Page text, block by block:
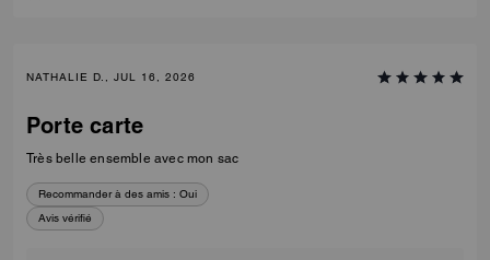
NATHALIE D., JUL 16, 2026
Porte carte
Très belle ensemble avec mon sac
Recommander à des amis : Oui
Avis vérifié